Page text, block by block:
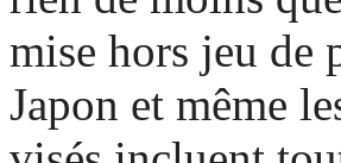
mise hors jeu de
Japon et même